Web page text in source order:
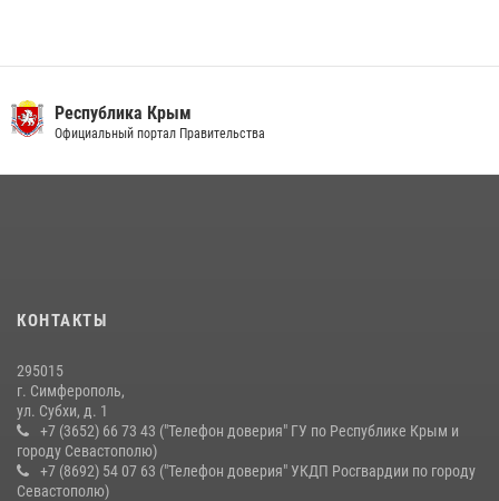
21 июля 2026, 13:18
Росгвардия в Крыму и Севастополе задержала ряд
правонарушителей
10 июля 2026, 15:10
Республика Крым
Официальный портал Правительства
КОНТАКТЫ
295015
г. Симферополь,
ул. Субхи, д. 1
+7 (3652) 66 73 43 ("Телефон доверия" ГУ по Республике Крым и
городу Севастополю)
+7 (8692) 54 07 63 ("Телефон доверия" УКДП Росгвардии по городу
Севастополю)